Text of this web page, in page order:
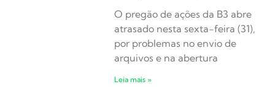
O pregão de ações da B3 abre
atrasado nesta sexta-feira (31),
por problemas no envio de
arquivos e na abertura
Leia mais »